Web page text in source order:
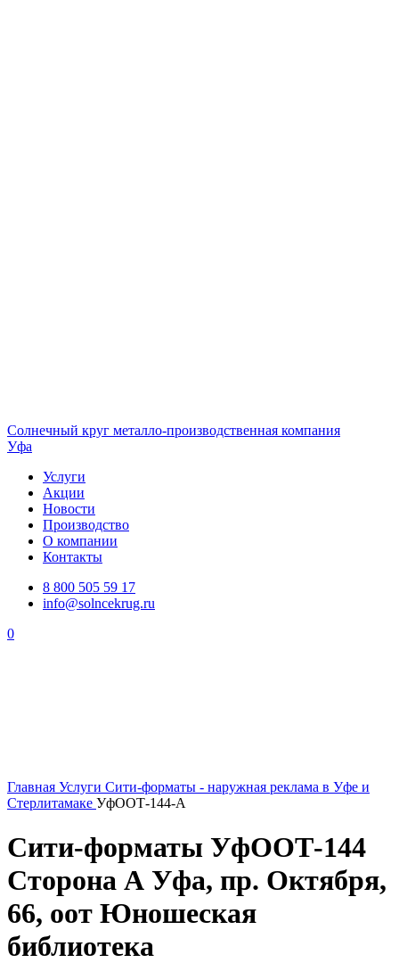
Солнечный круг металло-производственная компания
Уфа
Услуги
Акции
Новости
Производство
О компании
Контакты
8 800 505 59 17
info@solncekrug.ru
0
Главная Услуги Сити-форматы - наружная реклама в Уфе и
Стерлитамаке УфООТ-144-А
Сити-форматы УфООТ-144
Сторона А Уфа, пр. Октября,
66, оот Юношеская
библиотека